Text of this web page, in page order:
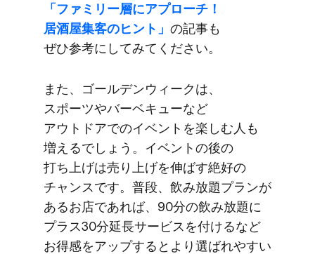
「ファミリー層に​アプローチ！​
居酒屋集客の​ヒント」 の​記事も​
ぜひ参考に​してみてください。
また、​ゴールデンウィークは、​
スポーツや​バーベキューなど​
アウトドアでの​イベントを​楽しむ人も​
増えるでしょう。​イベントの​後の​
打ち上げは​売り上げを​伸ばす絶好の​
チャンスです。​普段、​飲み放題プランが​
ある​お店で​あれば、​90分の​飲み放題に​
プラス30分延長サービスを​付けるなど​
お得感を​アップするとより​選ばれやすい​